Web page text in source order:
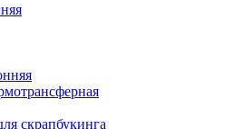
скрапбукинга